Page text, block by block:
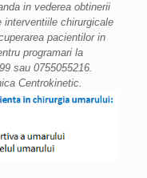
in vederea obtinerii
chirurgicale
pacientilor in
programari la
sau 0755055216.
Centrokinetic.